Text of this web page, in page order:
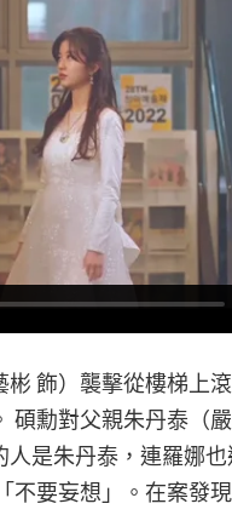
飾）襲擊從樓梯上
勳對父親朱丹泰（
是朱丹泰，連羅娜
不要妄想」。在案發